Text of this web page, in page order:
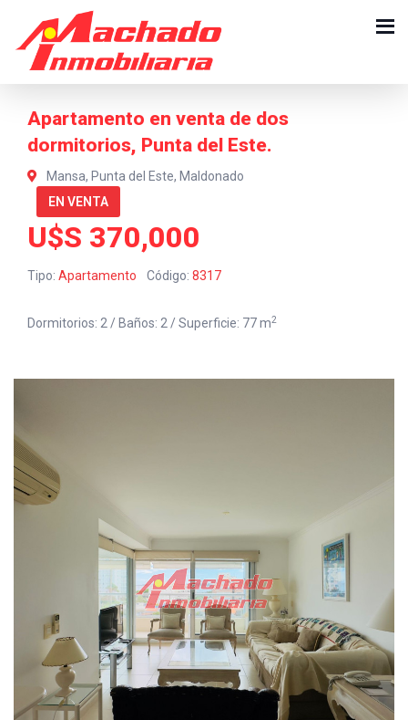
Apartamento en venta de dos
dormitorios, Punta del Este.
Mansa, Punta del Este, Maldonado
EN VENTA
U$S 370,000
Tipo: Apartamento Código: 8317
Dormitorios: 2 / Baños: 2 / Superficie: 77 m2